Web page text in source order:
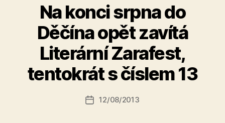
Na konci srpna do
Děčína opět zavítá
Literární Zarafest,
tentokrát s číslem 13
Autor
u
t
a
Datum
12/08/2013